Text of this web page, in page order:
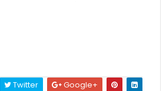
Twitter Google+